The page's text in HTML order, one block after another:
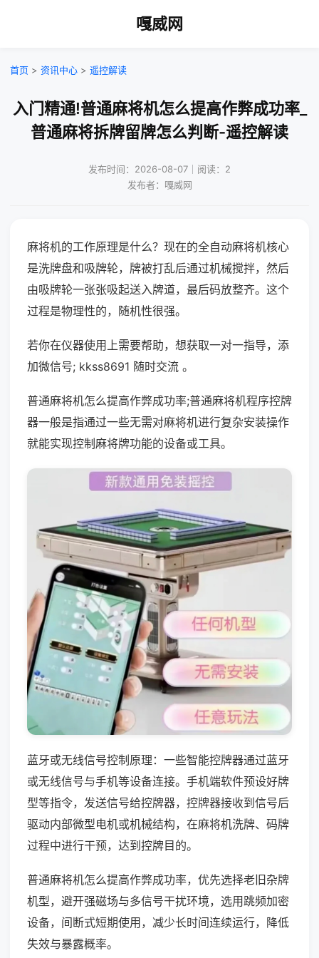
嘎威网
首页 > 资讯中心 > 遥控解读
入门精通!普通麻将机怎么提高作弊成功率_
普通麻将拆牌留牌怎么判断-遥控解读
发布时间：2026-08-07｜阅读：2
发布者：嘎威网
麻将机的工作原理是什么？现在的全自动麻将机核心
是洗牌盘和吸牌轮，牌被打乱后通过机械搅拌，然后
由吸牌轮一张张吸起送入牌道，最后码放整齐。这个
过程是物理性的，随机性很强。
若你在仪器使用上需要帮助，想获取一对一指导，添
加微信号; kkss8691 随时交流 。
普通麻将机怎么提高作弊成功率;普通麻将机程序控牌
器一般是指通过一些无需对麻将机进行复杂安装操作
就能实现控制麻将牌功能的设备或工具。
蓝牙或无线信号控制原理：一些智能控牌器通过蓝牙
或无线信号与手机等设备连接。手机端软件预设好牌
型等指令，发送信号给控牌器，控牌器接收到信号后
驱动内部微型电机或机械结构，在麻将机洗牌、码牌
过程中进行干预，达到控牌目的。
普通麻将机怎么提高作弊成功率，优先选择老旧杂牌
机型，避开强磁场与多信号干扰环境，选用跳频加密
设备，间断式短期使用，减少长时间连续运行，降低
失效与暴露概率。